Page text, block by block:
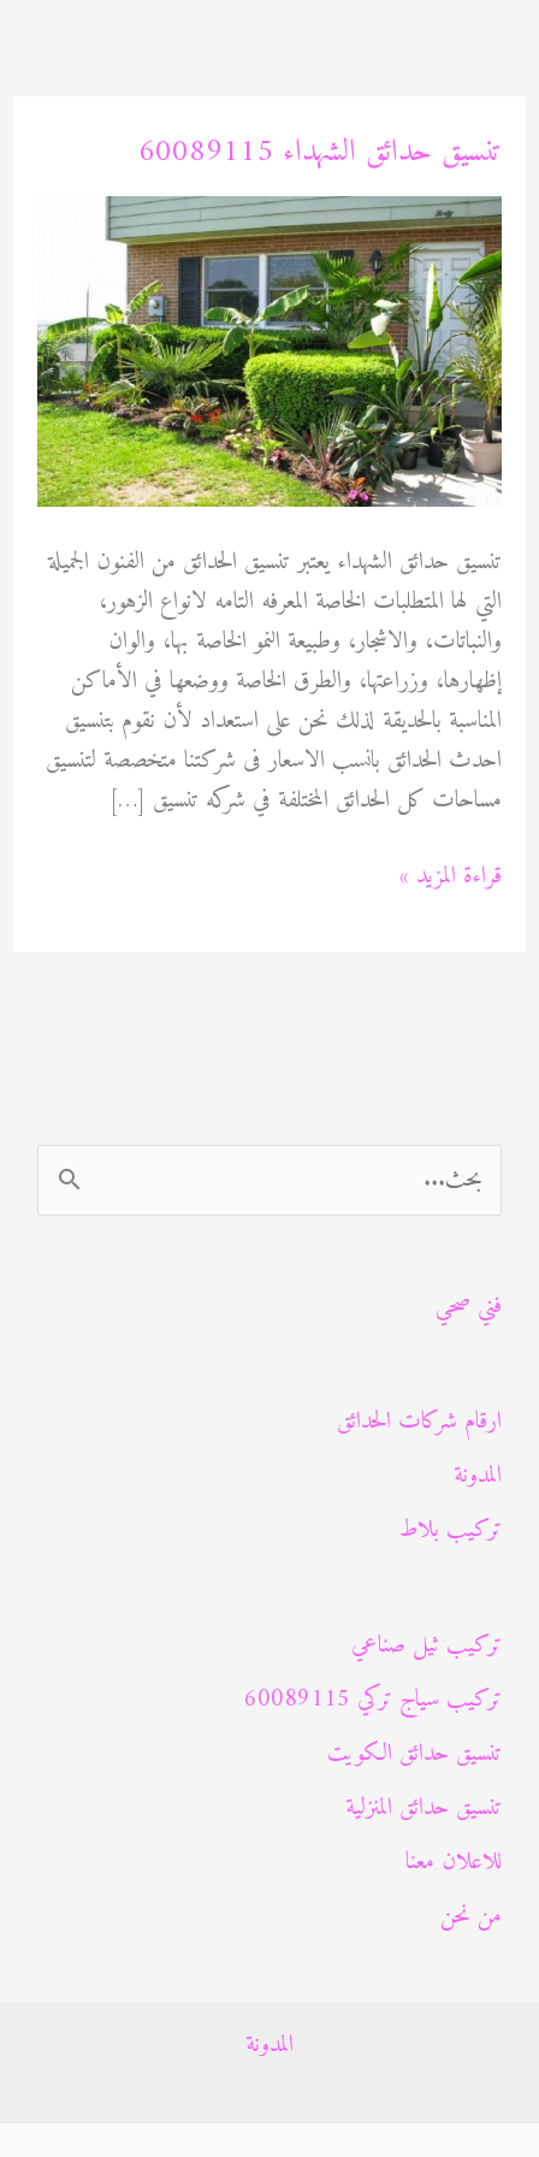
تنسيق حدائق الشهداء 60089115
تنسيق حدائق الشهداء يعتبر تنسيق الحدائق من الفنون الجميلة
التي لها المتطلبات الخاصة المعرفه التامه لانواع الزهور،
والنباتات، والاشجار، وطبيعة النمو الخاصة بها، والوان
إظهارها، وزراعتها، والطرق الخاصة ووضعها في الأماكن
المناسبة بالحديقة لذلك نحن على استعداد لأن نقوم بتنسيق
احدث الحدائق بانسب الاسعار فى شركتنا متخصصة لتنسيق
مساحات كل الحدائق المختلفة في شركه تنسيق […]
تنسيق
قراءة المزيد »
ل
ح
ع
ن
فني صحي
ارقام شركات الحدائق
المدونة
تركيب بلاط
تركيب ثيل صناعي
تركيب سياج تركي 60089115
تنسيق حدائق الكويت
تنسيق حدائق المنزلية
للاعلان معنا
من نحن
المدونة